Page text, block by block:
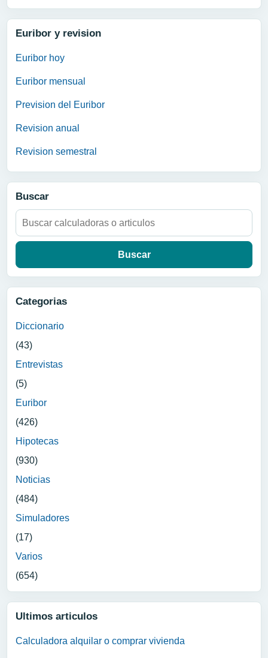
Euribor y revision
Euribor hoy
Euribor mensual
Prevision del Euribor
Revision anual
Revision semestral
Buscar
Buscar:
Categorias
Diccionario
(43)
Entrevistas
(5)
Euribor
(426)
Hipotecas
(930)
Noticias
(484)
Simuladores
(17)
Varios
(654)
Ultimos articulos
Calculadora alquilar o comprar vivienda